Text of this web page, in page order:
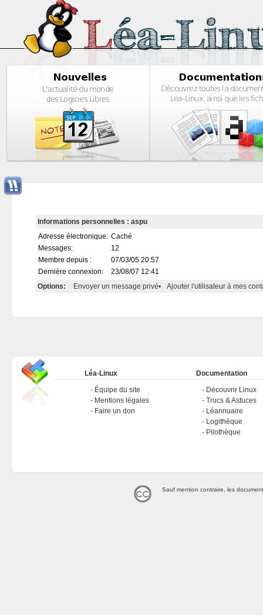
Informations personnelles : aspu
Adresse électronique: Caché
Messages:
12
Membre depuis :
07/03/05 20:57
Dernière connexion:
23/08/07 12:41
Options:
Envoyer un message privé• Ajouter l'utilisateur à mes
Léa-Linux
Équipe du site
Mentions légales
Faire un don
Documentation
Découvrir Linux
Trucs & Astuces
Léannuaire
Logithèque
Pilothèque
Sauf mention contraire, les